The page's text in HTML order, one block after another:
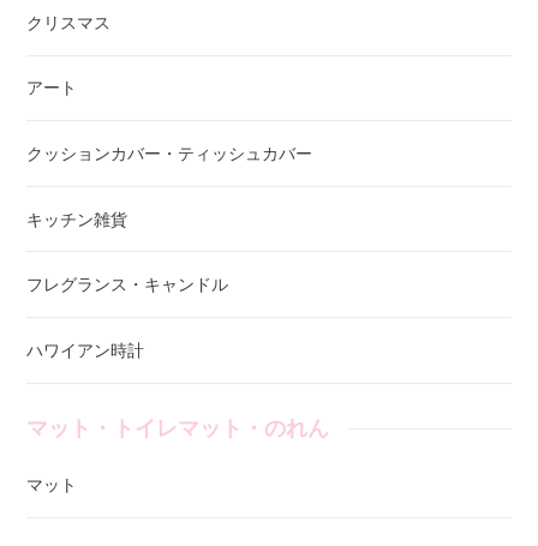
クリスマス
アート
クッションカバー・ティッシュカバー
キッチン雑貨
フレグランス・キャンドル
ハワイアン時計
マット・トイレマット・のれん
マット